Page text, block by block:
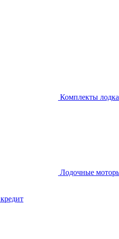
Комплекты
Лодочные